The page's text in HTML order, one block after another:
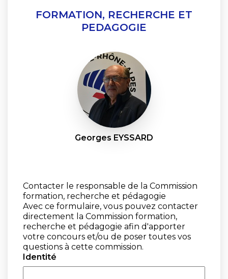
FORMATION, RECHERCHE ET
PEDAGOGIE
Georges EYSSARD
Contacter le responsable de la Commission
formation, recherche et pédagogie
Avec ce formulaire, vous pouvez contacter
directement la Commission formation,
recherche et pédagogie afin d'apporter
votre concours et/ou de poser toutes vos
questions à cette commission.
Identité